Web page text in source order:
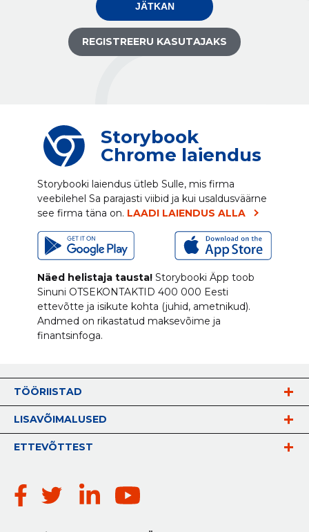
JÄTKAN
REGISTREERU KASUTAJAKS
Storybook
Chrome laiendus
Storybooki laiendus ütleb Sulle, mis firma
veebilehel Sa parajasti viibid ja kui usaldusväärne
see firma täna on. LAADI LAIENDUS ALLA
Näed helistaja tausta! Storybooki Äpp toob
Sinuni OTSEKONTAKTID 400 000 Eesti
ettevõtte ja isikute kohta (juhid, ametnikud).
Andmed on rikastatud maksevõime ja
finantsinfoga.
TÖÖRIISTAD
LISAVÕIMALUSED
ETTEVÕTTEST